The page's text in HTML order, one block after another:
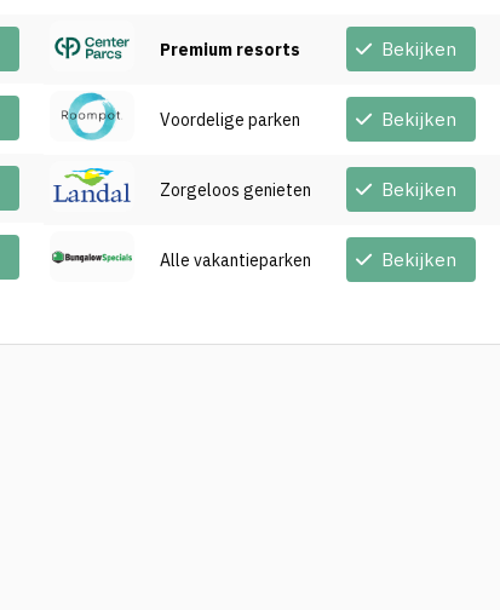
Premium resorts Bekijken
Voordelige parken Bekijken
Zorgeloos genieten Bekijken
Alle vakantieparken Bekijken